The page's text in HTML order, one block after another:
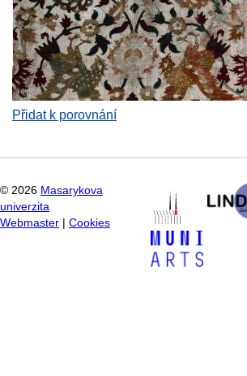
Přidat k porovnání
© 2026 Masarykova
univerzita
Webmaster
Cookies